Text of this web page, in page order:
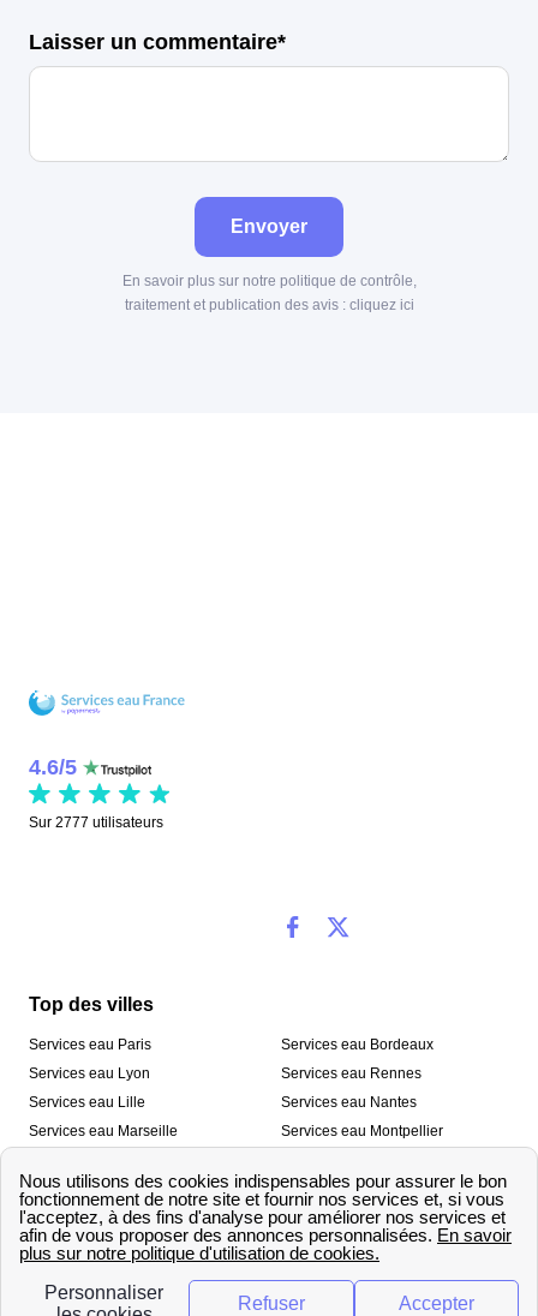
Laisser un commentaire*
Envoyer
En savoir plus sur notre politique de contrôle,
traitement et publication des avis : cliquez ici
4.6/5
Sur 2777 utilisateurs
Top des villes
Services eau Paris
Services eau Lyon
Services eau Lille
Services eau Marseille
Services eau Toulon
Services eau Bordeaux
Services eau Rennes
Services eau Nantes
Services eau Montpellier
Services eau Strasbourg
Nos outils
🛁 Simulateur consommation eau
💧 Comparer les fournisseurs
d’eau